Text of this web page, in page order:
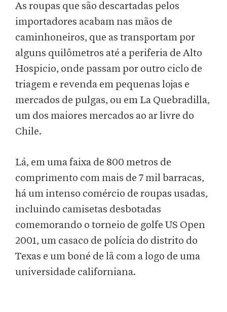
As roupas que são descartadas pelos
importadores acabam nas mãos de
caminhoneiros, que as transportam por
alguns quilômetros até a periferia de Alto
Hospicio, onde passam por outro ciclo de
triagem e revenda em pequenas lojas e
mercados de pulgas, ou em La Quebradilla,
um dos maiores mercados ao ar livre do
Chile.
Lá, em uma faixa de 800 metros de
comprimento com mais de 7 mil barracas,
há um intenso comércio de roupas usadas,
incluindo camisetas desbotadas
comemorando o torneio de golfe US Open
2001, um casaco de polícia do distrito do
Texas e um boné de lã com a logo de uma
universidade californiana.